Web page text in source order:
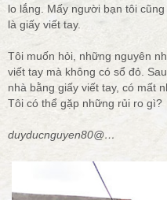
lo lắng. Mấy người bạn tôi
là giấy viết tay.
Tôi muốn hỏi, những nguyên
viết tay mà không có sổ đỏ.
nhà bằng giấy viết tay, có mất
Tôi có thể gặp những rủi ro gì?
duyducnguyen80@…